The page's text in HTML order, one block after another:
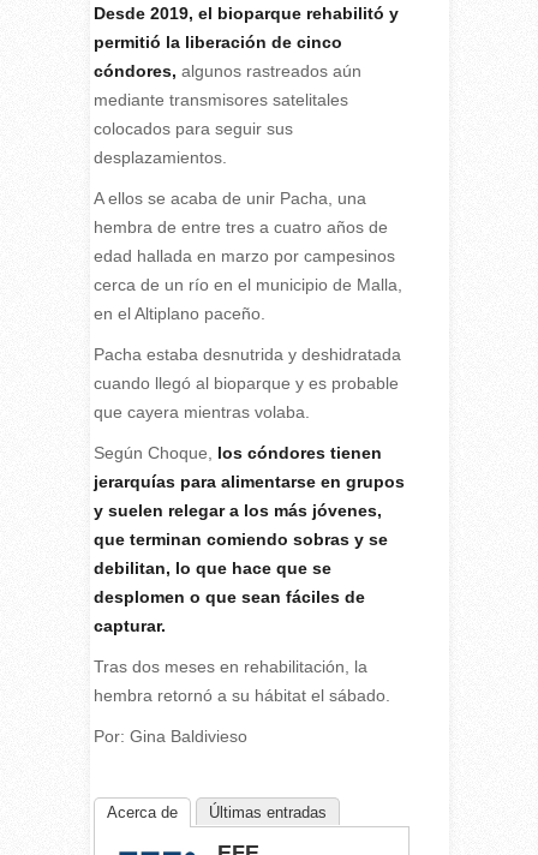
Desde 2019, el bioparque rehabilitó y
permitió la liberación de cinco
cóndores, algunos rastreados aún
mediante transmisores satelitales
colocados para seguir sus
desplazamientos.
A ellos se acaba de unir Pacha, una
hembra de entre tres a cuatro años de
edad hallada en marzo por campesinos
cerca de un río en el municipio de Malla,
en el Altiplano paceño.
Pacha estaba desnutrida y deshidratada
cuando llegó al bioparque y es probable
que cayera mientras volaba.
Según Choque, los cóndores tienen
jerarquías para alimentarse en grupos
y suelen relegar a los más jóvenes,
que terminan comiendo sobras y se
debilitan, lo que hace que se
desplomen o que sean fáciles de
capturar.
Tras dos meses en rehabilitación, la
hembra retornó a su hábitat el sábado.
Por: Gina Baldivieso
Acerca de Últimas entradas